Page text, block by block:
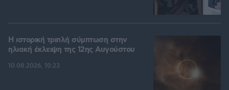
Η ιστορική τριπλή σύμπτωση στην
ηλιακή έκλειψη της 12ης Αυγούστου
10.08.2026, 10:23